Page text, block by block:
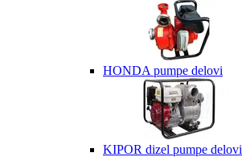
HONDA pumpe delovi
KIPOR dizel pumpe delovi